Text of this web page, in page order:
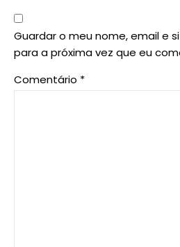
Guardar o meu nome, email e
para a próxima vez que eu
Comentário *